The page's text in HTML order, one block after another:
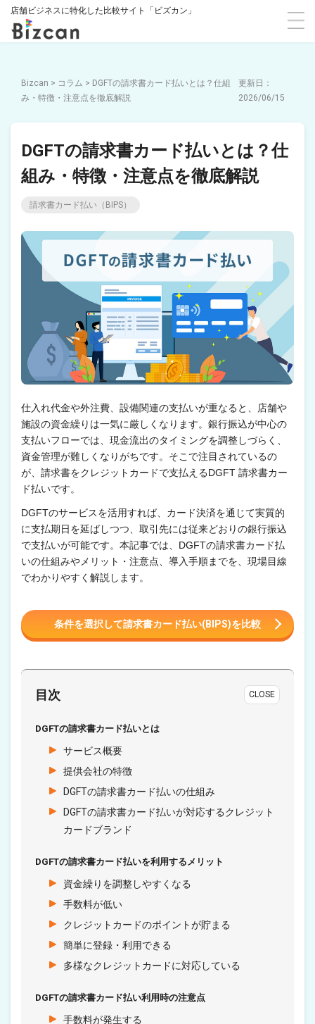
店舗ビジネスに特化した比較サイト「ビズカン」
Bizcan > コラム > DGFTの請求書カード払いとは？仕組
み・特徴・注意点を徹底解説
2026/06/15
DGFTの請求書カード払いとは？仕
組み・特徴・注意点を徹底解説
請求書カード払い（BIPS）
仕入れ代金や外注費、設備関連の支払いが重なると、店舗や
施設の資金繰りは一気に厳しくなります。銀行振込が中心の
支払いフローでは、現金流出のタイミングを調整しづらく、
資金管理が難しくなりがちです。そこで注目されているの
が、請求書をクレジットカードで支払えるDGFT 請求書カー
ド払いです。
DGFTのサービスを活用すれば、カード決済を通じて実質的
に支払期日を延ばしつつ、取引先には従来どおりの銀行振込
で支払いが可能です。本記事では、DGFTの請求書カード払
いの仕組みやメリット・注意点、導入手順までを、現場目線
でわかりやすく解説します。
条件を選択して請求書カード払い(BIPS)を比較
目次 CLOSE
DGFTの請求書カード払いとは
サービス概要
提供会社の特徴
DGFTの請求書カード払いの仕組み
DGFTの請求書カード払いが対応するクレジット
カードブランド
DGFTの請求書カード払いを利用するメリット
資金繰りを調整しやすくなる
手数料が低い
クレジットカードのポイントが貯まる
簡単に登録・利用できる
多様なクレジットカードに対応している
DGFTの請求書カード払い利用時の注意点
手数料が発生する